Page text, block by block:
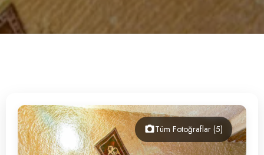
Hamamlı Lüks Suit Odalar
Kapadokya Balon Turu
Balayı
İletişim
Tüm Fotoğraflar (5)